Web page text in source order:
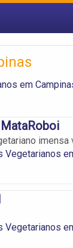
em
Vegetarianos
Vegetarianos